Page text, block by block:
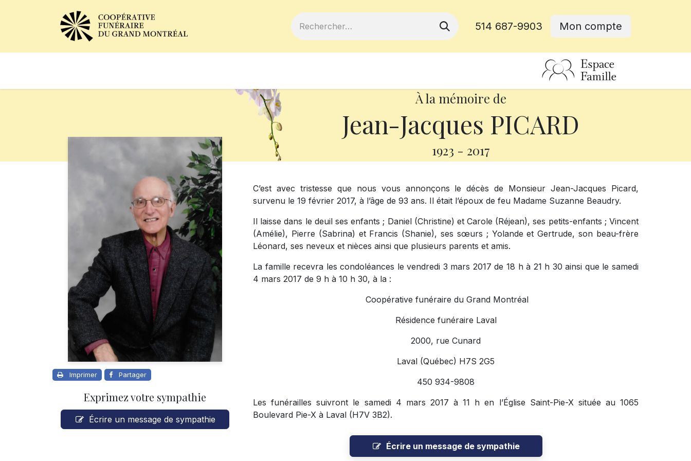
514 687-9903 Mon compte
À la mémoire de
Jean-Jacques PICARD
1923 - 2017
Imprimer Partager
Exprimez votre sympathie
Écrire un message de sympathie
C’est avec tristesse que nous vous annonçons le décès de Monsieur Jean-Jacques Picard,
survenu le 19 février 2017, à l’âge de 93 ans. Il était l’époux de feu Madame Suzanne Beaudry.
Il laisse dans le deuil ses enfants ; Daniel (Christine) et Carole (Réjean), ses petits-enfants ; Vincent
(Amélie), Pierre (Sabrina) et Francis (Shanie), ses sœurs ; Yolande et Gertrude, son beau-frère
Léonard, ses neveux et nièces ainsi que plusieurs parents et amis.
La famille recevra les condoléances le vendredi 3 mars 2017 de 18 h à 21 h 30 ainsi que le samedi
4 mars 2017 de 9 h à 10 h 30, à la :
Coopérative funéraire du Grand Montréal
Résidence funéraire Laval
2000, rue Cunard
Laval (Québec) H7S 2G5
450 934-9808
Les funérailles suivront le samedi 4 mars 2017 à 11 h en l’Église Saint-Pie-X située au 1065
Boulevard Pie-X à Laval (H7V 3B2).
Écrire un message de sympathie